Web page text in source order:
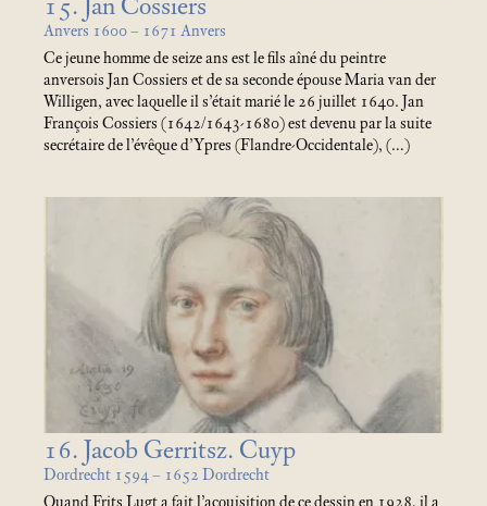
15. Jan Cossiers
Anvers 1600 – 1671 Anvers
Ce jeune homme de seize ans est le fils aîné du peintre
anversois Jan Cossiers et de sa seconde épouse Maria van der
Willigen, avec laquelle il s’était marié le 26 juillet 1640. Jan
François Cossiers (1642/1643-1680) est devenu par la suite
secrétaire de l’évêque d’Ypres (Flandre-Occidentale), (…)
16. Jacob Gerritsz. Cuyp
Dordrecht 1594 – 1652 Dordrecht